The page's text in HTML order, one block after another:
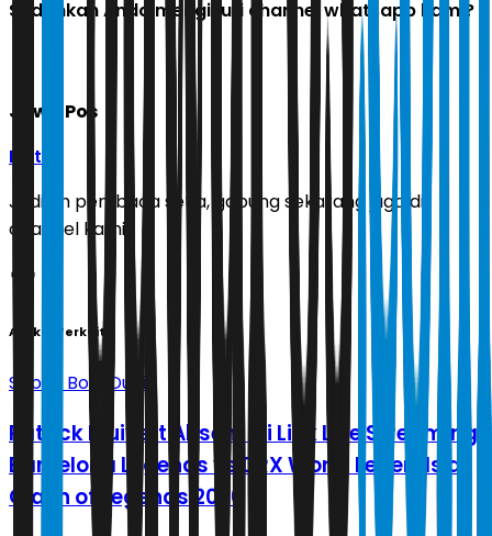
Sudahkah Anda mengikuti channel whatsapp kami?
Jawa Pos
Ikuti
Jadilah pembaca setia, gabung sekarang juga di
channel kami!
Artikel Terkait
Sepak Bola Dunia
Patrick Kluivert Absen! Ini Link Live Streaming
Barcelona Legends vs DRX World Legends di
Clash of Legends 2026